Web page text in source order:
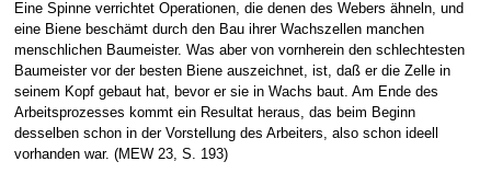
Eine Spinne verrichtet Operationen, die denen des Webers ähneln, und
eine Biene beschämt durch den Bau ihrer Wachszellen manchen
menschlichen Baumeister. Was aber von vornherein den schlechtesten
Baumeister vor der besten Biene auszeichnet, ist, daß er die Zelle in
seinem Kopf gebaut hat, bevor er sie in Wachs baut. Am Ende des
Arbeitsprozesses kommt ein Resultat heraus, das beim Beginn
desselben schon in der Vorstellung des Arbeiters, also schon ideell
vorhanden war. (MEW 23, S. 193)